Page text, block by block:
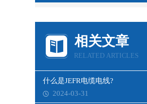
相关文章
RELATED ARTICLES
什么是JEFR电缆电线?
2024-03-31